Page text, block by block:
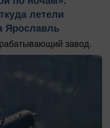
летели
Ярославль
завод.